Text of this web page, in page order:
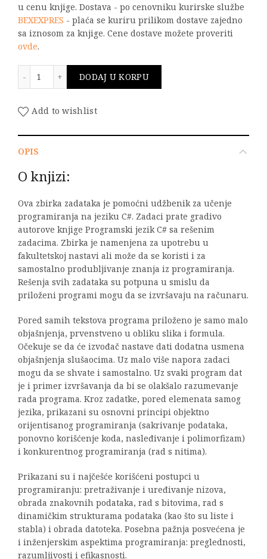
u cenu knjige. Dostava - po cenovniku kurirske službe
BEXEXPRES - plaća se kuriru prilikom dostave zajedno
sa iznosom za knjige. Cene dostave možete proveriti
ovde.
DODAJ U KORPU
Add to wishlist
OPIS
O knjizi:
Ova zbirka zadataka je pomoćni udžbenik za učenje
programiranja na jeziku C#. Zadaci prate gradivo
autorove knjige Programski jezik C# sa rešenim
zadacima. Zbirka je namenjena za upotrebu u
fakultetskoj nastavi ali može da se koristi i za
samostalno produbljivanje znanja iz programiranja.
Rešenja svih zadataka su potpuna u smislu da
priloženi programi mogu da se izvršavaju na računaru.
Pored samih tekstova programa priloženo je samo malo
objašnjenja, prvenstveno u obliku slika i formula.
Očekuje se da će izvođač nastave dati dodatna usmena
objašnjenja slušaocima. Uz malo više napora zadaci
mogu da se shvate i samostalno. Uz svaki program dat
je i primer izvršavanja da bi se olakšalo razumevanje
rada programa. Kroz zadatke, pored elemenata samog
jezika, prikazani su osnovni principi objektno
orijentisanog programiranja (sakrivanje podataka,
ponovno korišćenje koda, nasleđivanje i polimorfizam)
i konkurentnog programiranja (rad s nitima).
Prikazani su i najčešće korišćeni postupci u
programiranju: pretraživanje i uređivanje nizova,
obrada znakovnih podataka, rad s bitovima, rad s
dinamičkim strukturama podataka (kao što su liste i
stabla) i obrada datoteka. Posebna pažnja posvećena je
i inženjerskim aspektima programiranja: preglednosti,
razumljivosti i efikasnosti.